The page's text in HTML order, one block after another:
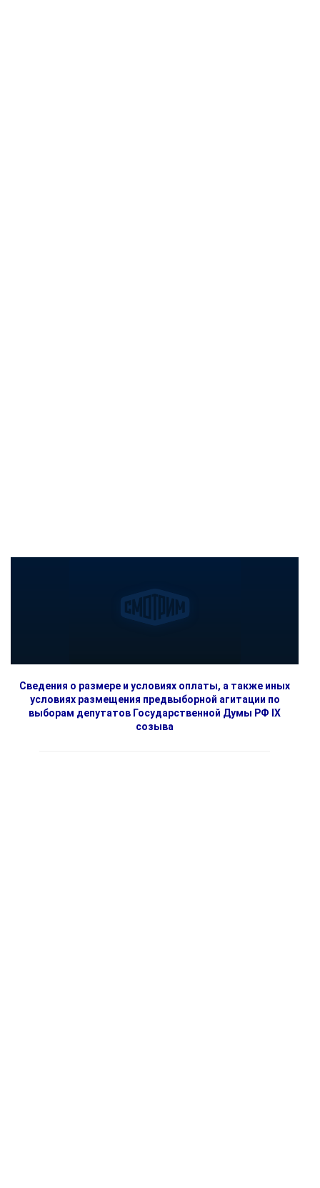
Сведения о размере и условиях оплаты, а также иных
условиях размещения предвыборной агитации по
выборам депутатов Государственной Думы РФ IX
созыва